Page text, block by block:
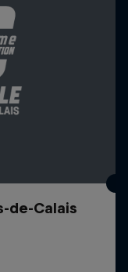
de-Calais